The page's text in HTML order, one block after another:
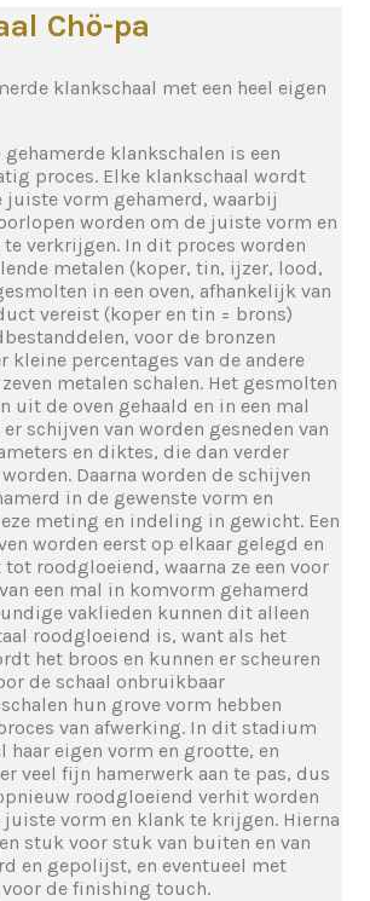
Chö-pa
klankschaal met een heel eigen
gehamerde klankschalen is een
proces. Elke klankschaal wordt
vorm gehamerd, waarbij
worden om de juiste vorm en
te verkrijgen. In dit proces worden
metalen (koper, tin, ijzer, lood,
in een oven, afhankelijk van
vereist (koper en tin = brons)
voor de bronzen
kleine percentages van de andere
metalen schalen. Het gesmolten
uit de oven gehaald en in een mal
schijven van worden gesneden van
en diktes, die dan verder
Daarna worden de schijven
in de gewenste vorm en
meting en indeling in gewicht. Een
worden eerst op elkaar gelegd en
roodgloeiend, waarna ze een voor
een mal in komvorm gehamerd
vaklieden kunnen dit alleen
roodgloeiend is, want als het
het broos en kunnen er scheuren
de schaal onbruikbaar
hun grove vorm hebben
van afwerking. In dit stadium
haar eigen vorm en grootte, en
veel fijn hamerwerk aan te pas, dus
roodgloeiend verhit worden
juiste vorm en klank te krijgen. Hierna
stuk voor stuk van buiten en van
en gepolijst, en eventueel met
de finishing touch.